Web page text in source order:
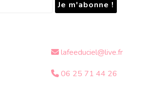
lafeeduciel@live.fr
06 25 71 44 26